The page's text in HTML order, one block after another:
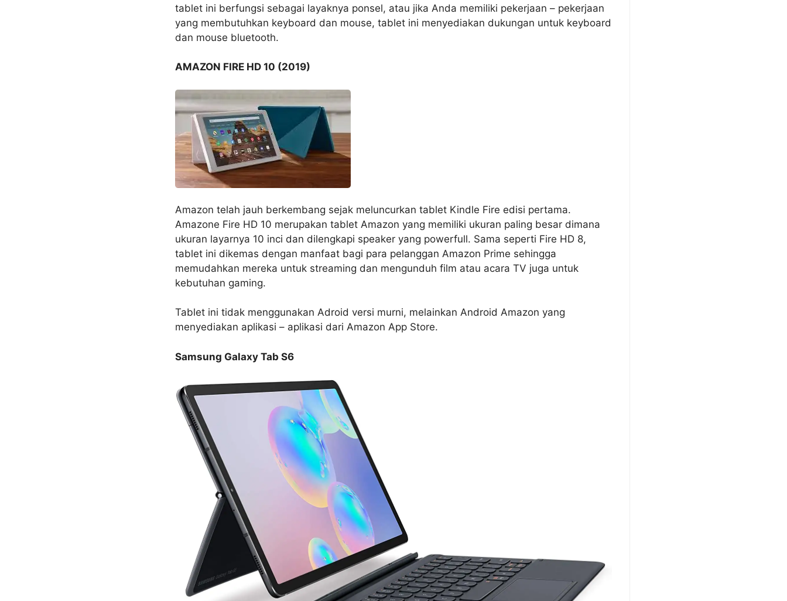
tablet ini berfungsi sebagai layaknya ponsel, atau jika Anda memiliki pekerjaan – pekerjaan
yang membutuhkan keyboard dan mouse, tablet ini menyediakan dukungan untuk keyboard
dan mouse bluetooth.
AMAZON FIRE HD 10 (2019)
Amazon telah jauh berkembang sejak meluncurkan tablet Kindle Fire edisi pertama.
Amazone Fire HD 10 merupakan tablet Amazon yang memiliki ukuran paling besar dimana
ukuran layarnya 10 inci dan dilengkapi speaker yang powerfull. Sama seperti Fire HD 8,
tablet ini dikemas dengan manfaat bagi para pelanggan Amazon Prime sehingga
memudahkan mereka untuk streaming dan mengunduh film atau acara TV juga untuk
kebutuhan gaming.
Tablet ini tidak menggunakan Adroid versi murni, melainkan Android Amazon yang
menyediakan aplikasi – aplikasi dari Amazon App Store.
Samsung Galaxy Tab S6